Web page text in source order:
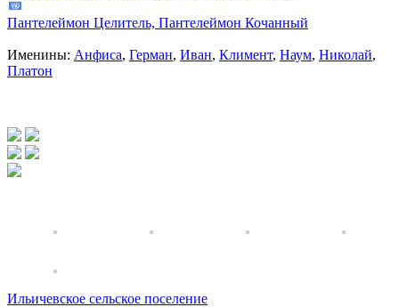
Пантелеймон Целитель, Пантелеймон Кочанный
Именины: Анфиса, Герман, Иван, Климент, Наум, Николай,
Платон
Ильичевское сельское поселение